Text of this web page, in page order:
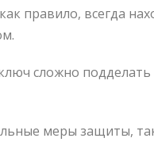
правило, всегда
сложно
меры защиты,